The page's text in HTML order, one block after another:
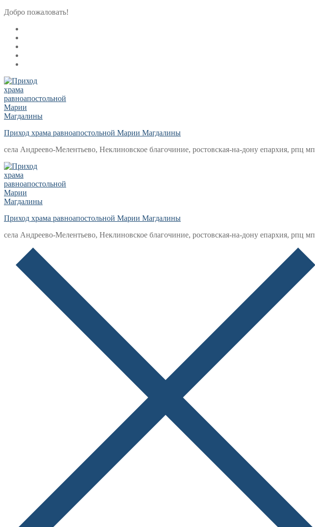
Перейти
содержимому
Меню
Закрыть
Добро пожаловать!
Приход храма равноапостольной Марии Магдалины
села Андреево-Мелентьево, Неклиновское благочиние, ростовская-на-дону епархия, рпц мп
Приход храма равноапостольной Марии Магдалины
села Андреево-Мелентьево, Неклиновское благочиние, ростовская-на-дону епархия, рпц мп